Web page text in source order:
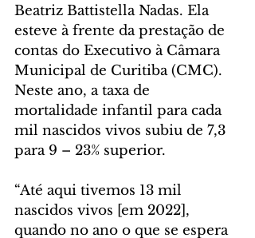
Beatriz Battistella Nadas. Ela
esteve à frente da prestação de
contas do Executivo à Câmara
Municipal de Curitiba (CMC).
Neste ano, a taxa de
mortalidade infantil para cada
mil nascidos vivos subiu de 7,3
para 9 – 23% superior.
“Até aqui tivemos 13 mil
nascidos vivos [em 2022],
quando no ano o que se espera